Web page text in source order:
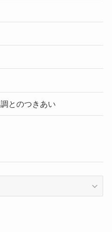
とのつきあい